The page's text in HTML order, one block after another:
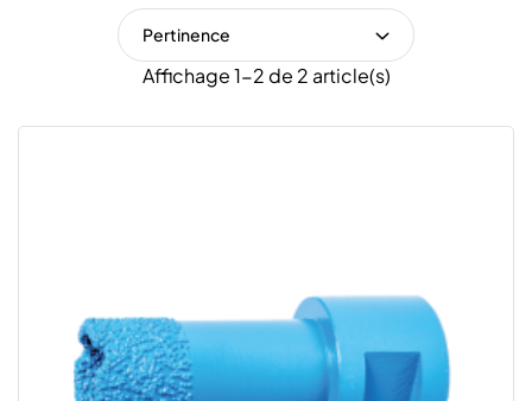
Pertinence
Affichage 1-2 de 2 article(s)